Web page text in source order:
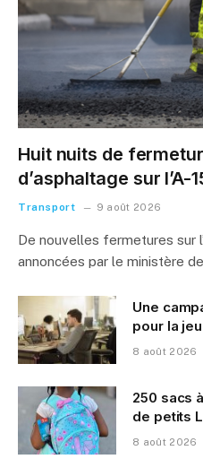
Huit nuits de
d’asphaltage sur l’A-
Transport 9 août 2026
De nouvelles fermetures sur
annoncées par le ministère
Une
pour la
8 août 2026
250 sacs
de petits
8 août 2026